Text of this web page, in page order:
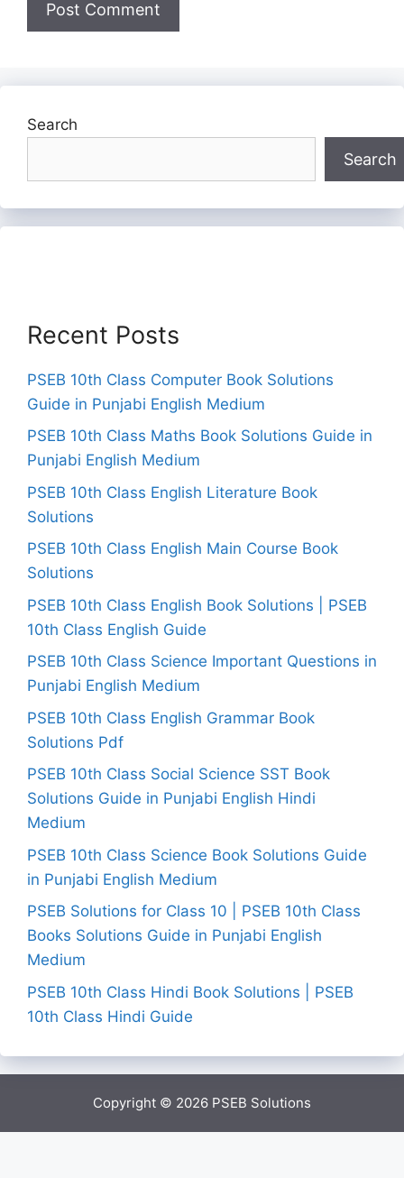
Search
Search
Recent Posts
PSEB 10th Class Computer Book Solutions
Guide in Punjabi English Medium
PSEB 10th Class Maths Book Solutions Guide in
Punjabi English Medium
PSEB 10th Class English Literature Book
Solutions
PSEB 10th Class English Main Course Book
Solutions
PSEB 10th Class English Book Solutions | PSEB
10th Class English Guide
PSEB 10th Class Science Important Questions in
Punjabi English Medium
PSEB 10th Class English Grammar Book
Solutions Pdf
PSEB 10th Class Social Science SST Book
Solutions Guide in Punjabi English Hindi
Medium
PSEB 10th Class Science Book Solutions Guide
in Punjabi English Medium
PSEB Solutions for Class 10 | PSEB 10th Class
Books Solutions Guide in Punjabi English
Medium
PSEB 10th Class Hindi Book Solutions | PSEB
10th Class Hindi Guide
Copyright © 2026 PSEB Solutions